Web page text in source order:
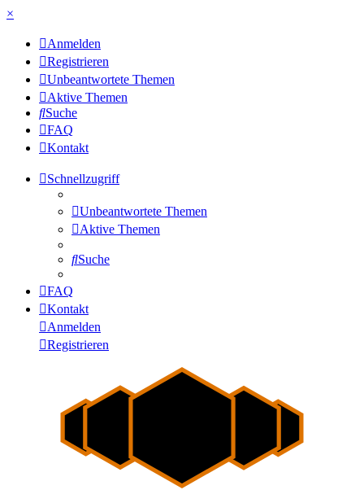
×
Anmelden
Registrieren
Unbeantwortete Themen
Aktive Themen
Suche
FAQ
Kontakt
Schnellzugriff
Unbeantwortete Themen
Aktive Themen
Suche
FAQ
Kontakt
Anmelden
Registrieren